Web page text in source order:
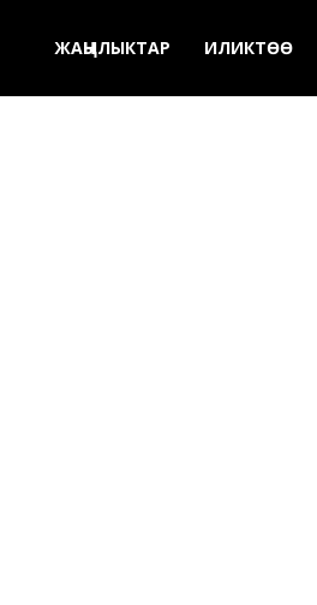
ЖАҢЫЛЫКТАР ИЛИКТӨӨ